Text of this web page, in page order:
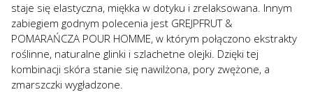
staje się elastyczna, miękka w dotyku i zrelaksowana. Innym
zabiegiem godnym polecenia jest GREJPFRUT &
POMARAŃCZA POUR HOMME, w którym połączono ekstrakty
roślinne, naturalne glinki i szlachetne olejki. Dzięki tej
kombinacji skóra stanie się nawilżona, pory zwężone, a
zmarszczki wygładzone.